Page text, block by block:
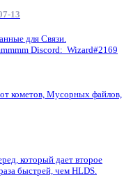
13
для Связи.
Discord: Wizard#2169
кометов, Мусорных файлов,
который дает второе
быстрей, чем HLDS.